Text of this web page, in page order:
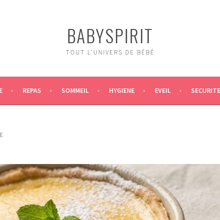
BABYSPIRIT
TOUT L'UNIVERS DE BÉBÉ
REPAS SOMMEIL HYGIENE EVEIL SECURITE